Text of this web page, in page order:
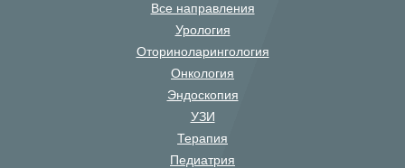
Все направления
Урология
Оториноларингология
Онкология
Эндоскопия
УЗИ
Терапия
Педиатрия